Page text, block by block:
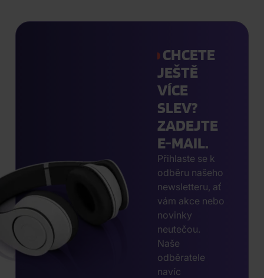
CHCETE
JEŠTĚ
VÍCE
SLEV?
ZADEJTE
E-MAIL.
Přihlaste se k
odběru našeho
newsletteru, ať
vám akce nebo
novinky
neutečou.
Naše
odběratele
navíc